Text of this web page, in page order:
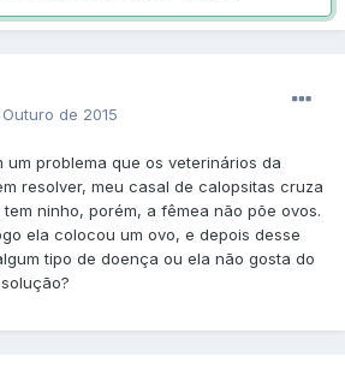
de 2015
um problema que os veterinários da
resolver, meu casal de calopsitas cruza
ninho, porém, a fêmea não põe ovos.
ela colocou um ovo, e depois desse
tipo de doença ou ela não gosta do